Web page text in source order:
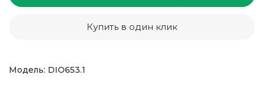
Купить в один клик
Модель: DIO653.1